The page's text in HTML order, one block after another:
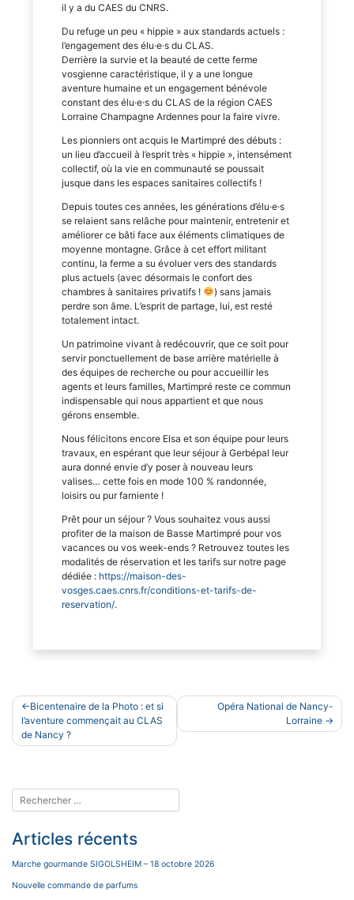
il y a du CAES du CNRS.
Du refuge un peu « hippie » aux standards actuels :
l’engagement des élu·e·s du CLAS.
Derrière la survie et la beauté de cette ferme
vosgienne caractéristique, il y a une longue
aventure humaine et un engagement bénévole
constant des élu·e·s du CLAS de la région CAES
Lorraine Champagne Ardennes pour la faire vivre.
Les pionniers ont acquis le Martimpré des débuts :
un lieu d’accueil à l’esprit très « hippie », intensément
collectif, où la vie en communauté se poussait
jusque dans les espaces sanitaires collectifs !
Depuis toutes ces années, les générations d’élu·e·s
se relaient sans relâche pour maintenir, entretenir et
améliorer ce bâti face aux éléments climatiques de
moyenne montagne. Grâce à cet effort militant
continu, la ferme a su évoluer vers des standards
plus actuels (avec désormais le confort des
chambres à sanitaires privatifs !
) sans jamais
perdre son âme. L’esprit de partage, lui, est resté
totalement intact.
Un patrimoine vivant à redécouvrir, que ce soit pour
servir ponctuellement de base arrière matérielle à
des équipes de recherche ou pour accueillir les
agents et leurs familles, Martimpré reste ce commun
indispensable qui nous appartient et que nous
gérons ensemble.
Nous félicitons encore Elsa et son équipe pour leurs
travaux, en espérant que leur séjour à Gerbépal leur
aura donné envie d’y poser à nouveau leurs
valises… cette fois en mode 100 % randonnée,
loisirs ou pur farniente !
Prêt pour un séjour ? Vous souhaitez vous aussi
profiter de la maison de Basse Martimpré pour vos
vacances ou vos week-ends ? Retrouvez toutes les
modalités de réservation et les tarifs sur notre page
dédiée : https://maison-des-
vosges.caes.cnrs.fr/conditions-et-tarifs-de-
reservation/.
Navigation
de
l’article
Bicentenaire de la Photo : et si
l’aventure commençait au CLAS
de Nancy ?
Opéra National de Nancy-
Lorraine
Articles récents
Marche gourmande SIGOLSHEIM – 18 octobre 2026
Nouvelle commande de parfums